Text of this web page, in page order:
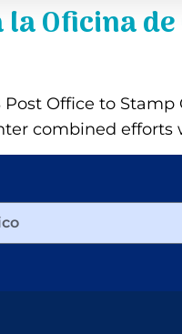
Oficina
Office to
combined efforts